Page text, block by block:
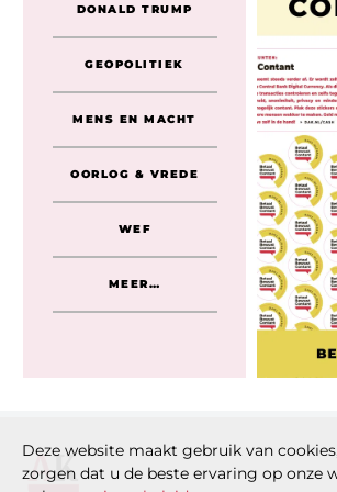
DONALD TRUMP
GEOPOLITIEK
MENS EN MACHT
OORLOG & VREDE
WEF
MEER…
Deze website maakt gebruik van
zorgen dat u de beste ervaring op onze